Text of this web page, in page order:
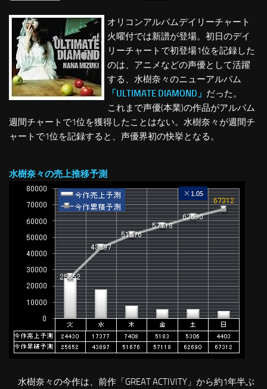
オリコンアルバムデイリーチャート
火曜付では新譜が登場。初日のデイ
リーチャートで初登場1位を記録した
のは、アニメなどの声優として活躍
する、水樹奈々のニューアルバム
「ULTIMATE DIAMOND」 だった。
これまで声優(本業)の作品がアルバム
週間チャートで1位を獲得したことはない。水樹奈々が週間チ
ャートで1位を記録すると、声優界初の快挙となる。
水樹奈々の売上推移予測
水樹奈々の今作は、前作「GREAT ACTIVITY」から約1年半ぶ